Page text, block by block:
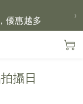
優惠越多
$2,500
›
攝日